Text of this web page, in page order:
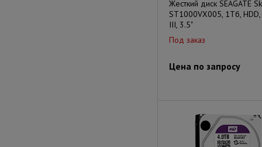
Жесткий диск SEAGATE
ST1000VX005, 1Тб, HDD,
III, 3.5"
Под заказ
Цена по запросу